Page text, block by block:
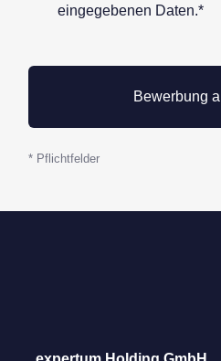
eingegebenen Daten.*
* Pflichtfelder